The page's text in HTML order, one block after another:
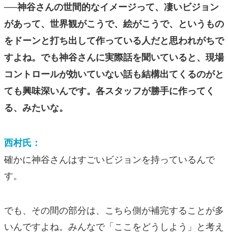
──神谷さんの世間的なイメージって、凄いビジョン
があって、世界観がこうで、絵がこうで、というもの
をドーンと打ち出して作っている人だと思われがちで
すよね。でも神谷さんに実際話を聞いていると、現場
コントロールが効いていない話も結構出てくるのがと
ても興味深いんです。各スタッフが勝手に作ってく
る、みたいな。
西村氏：
確かに神谷さんはすごいビジョンを持っているんで
す。
でも、その間の部分は、こちら側が補完することが多
いんですよね。みんなで「ここをどうしよう」と考え